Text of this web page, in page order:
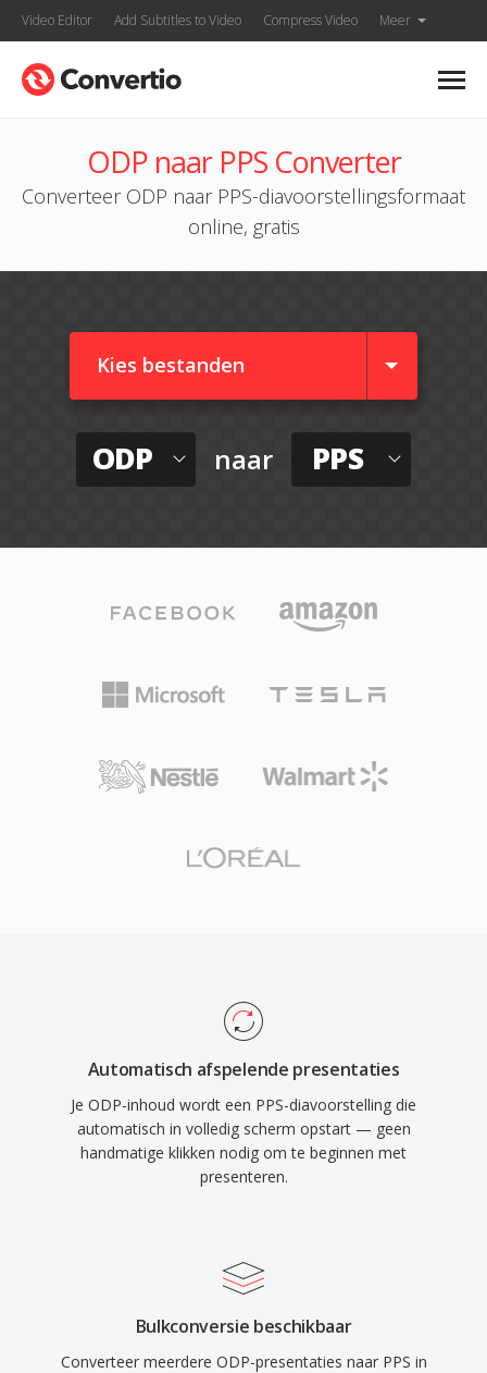
Video Editor Add Subtitles to Video Compress Video Meer
ODP naar PPS Converter
Converteer ODP naar PPS-diavoorstellingsformaat
online, gratis
Kies bestanden
ODP naar PPS
Automatisch afspelende presentaties
Je ODP-inhoud wordt een PPS-diavoorstelling die
automatisch in volledig scherm opstart — geen
handmatige klikken nodig om te beginnen met
presenteren.
Bulkconversie beschikbaar
Converteer meerdere ODP-presentaties naar PPS in